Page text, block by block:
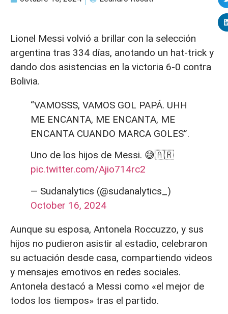
Lionel Messi volvió a brillar con la selección
argentina tras 334 días, anotando un hat-trick y
dando dos asistencias en la victoria 6-0 contra
Bolivia.
“VAMOSSS, VAMOS GOL PAPÁ. UHH
ME ENCANTA, ME ENCANTA, ME
ENCANTA CUANDO MARCA GOLES”.
Uno de los hijos de Messi. 😅🇦🇷
pic.twitter.com/Ajio714rc2
— Sudanalytics (@sudanalytics_)
October 16, 2024
Aunque su esposa, Antonela Roccuzzo, y sus
hijos no pudieron asistir al estadio, celebraron
su actuación desde casa, compartiendo videos
y mensajes emotivos en redes sociales.
Antonela destacó a Messi como «el mejor de
todos los tiempos» tras el partido.